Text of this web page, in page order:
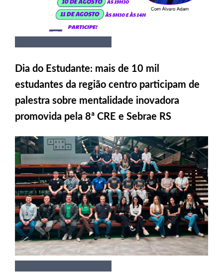
Dia do Estudante: mais de 10 mil
estudantes da região centro participam de
palestra sobre mentalidade inovadora
promovida pela 8ª CRE e Sebrae RS